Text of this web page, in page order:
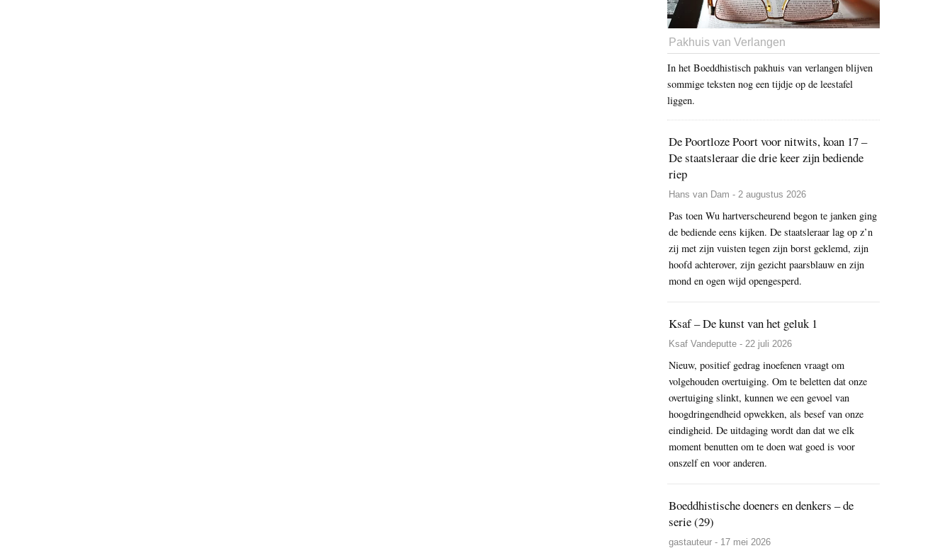
Pakhuis van Verlangen
In het Boeddhistisch pakhuis van verlangen blijven
sommige teksten nog een tijdje op de leestafel
liggen.
De Poortloze Poort voor nitwits, koan 17 –
De staatsleraar die drie keer zijn bediende
riep
Hans van Dam - 2 augustus 2026
Pas toen Wu hartverscheurend begon te janken ging
de bediende eens kijken. De staatsleraar lag op z’n
zij met zijn vuisten tegen zijn borst geklemd, zijn
hoofd achterover, zijn gezicht paarsblauw en zijn
mond en ogen wijd opengesperd.
Ksaf – De kunst van het geluk 1
Ksaf Vandeputte - 22 juli 2026
Nieuw, positief gedrag inoefenen vraagt om
volgehouden overtuiging. Om te beletten dat onze
overtuiging slinkt, kunnen we een gevoel van
hoogdringendheid opwekken, als besef van onze
eindigheid. De uitdaging wordt dan dat we elk
moment benutten om te doen wat goed is voor
onszelf en voor anderen.
Boeddhistische doeners en denkers – de
serie (29)
gastauteur - 17 mei 2026